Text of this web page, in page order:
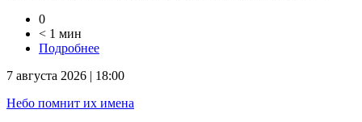
0
< 1 мин
Подробнее
7 августа 2026 | 18:00
Небо помнит их имена